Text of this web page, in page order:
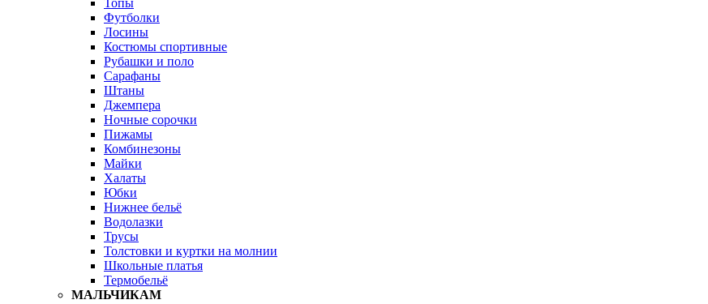
Топы
Футболки
Лосины
Костюмы спортивные
Рубашки и поло
Сарафаны
Штаны
Джемпера
Ночные сорочки
Пижамы
Комбинезоны
Майки
Халаты
Юбки
Нижнее бельё
Водолазки
Трусы
Толстовки и куртки на молнии
Школьные платья
Термобельё
МАЛЬЧИКАМ